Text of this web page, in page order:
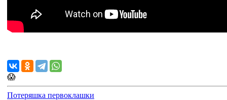
😱
Потеряшка первоклашки